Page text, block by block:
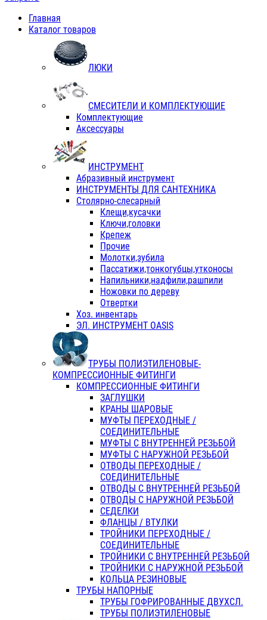
Главная
Каталог товаров
ЛЮКИ
СМЕСИТЕЛИ И КОМПЛЕКТУЮЩИЕ
Комплектующие
Аксессуары
ИНСТРУМЕНТ
Абразивный инструмент
ИНСТРУМЕНТЫ ДЛЯ САНТЕХНИКА
Столярно-слесарный
Клещи,кусачки
Ключи,головки
Крепеж
Прочие
Молотки,зубила
Пассатижи,тонкогубцы,утконосы
Напильники,надфили,рашпили
Ножовки по дереву
Отвертки
Хоз. инвентарь
ЭЛ. ИНСТРУМЕНТ OASIS
ТРУБЫ ПОЛИЭТИЛЕНОВЫЕ-
КОМПРЕССИОННЫЕ ФИТИНГИ
КОМПРЕССИОННЫЕ ФИТИНГИ
ЗАГЛУШКИ
КРАНЫ ШАРОВЫЕ
МУФТЫ ПЕРЕХОДНЫЕ /
СОЕДИНИТЕЛЬНЫЕ
МУФТЫ С ВНУТРЕННЕЙ РЕЗЬБОЙ
МУФТЫ С НАРУЖНОЙ РЕЗЬБОЙ
ОТВОДЫ ПЕРЕХОДНЫЕ /
СОЕДИНИТЕЛЬНЫЕ
ОТВОДЫ С ВНУТРЕННЕЙ РЕЗЬБОЙ
ОТВОДЫ С НАРУЖНОЙ РЕЗЬБОЙ
СЕДЕЛКИ
ФЛАНЦЫ / ВТУЛКИ
ТРОЙНИКИ ПЕРЕХОДНЫЕ /
СОЕДИНИТЕЛЬНЫЕ
ТРОЙНИКИ С ВНУТРЕННЕЙ РЕЗЬБОЙ
ТРОЙНИКИ С НАРУЖНОЙ РЕЗЬБОЙ
КОЛЬЦА РЕЗИНОВЫЕ
ТРУБЫ НАПОРНЫЕ
ТРУБЫ ГОФРИРОВАННЫЕ ДВУХСЛ.
ТРУБЫ ПОЛИЭТИЛЕНОВЫЕ